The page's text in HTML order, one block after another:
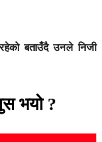
बताउँदै उनले निजी
भयो ?